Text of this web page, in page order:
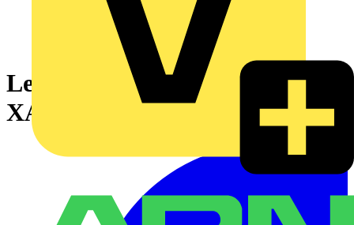
Leergehäuse für Hängetaster
XAC-A, 8 vertikale Bohrungen